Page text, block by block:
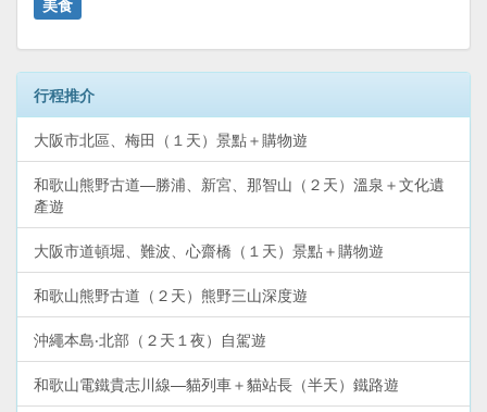
美食
行程推介
大阪市北區、梅田（１天）景點＋購物遊
和歌山熊野古道—勝浦、新宮、那智山（２天）溫泉＋文化遺
產遊
大阪市道頓堀、難波、心齋橋（１天）景點＋購物遊
和歌山熊野古道（２天）熊野三山深度遊
沖繩本島‧北部（２天１夜）自駕遊
和歌山電鐵貴志川線—貓列車＋貓站長（半天）鐵路遊